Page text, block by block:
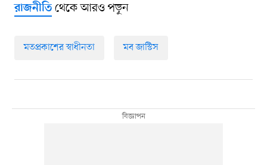
রাজনীতিথেকে আরও পড়ুন
মতপ্রকাশের স্বাধীনতা মব জাস্টিস